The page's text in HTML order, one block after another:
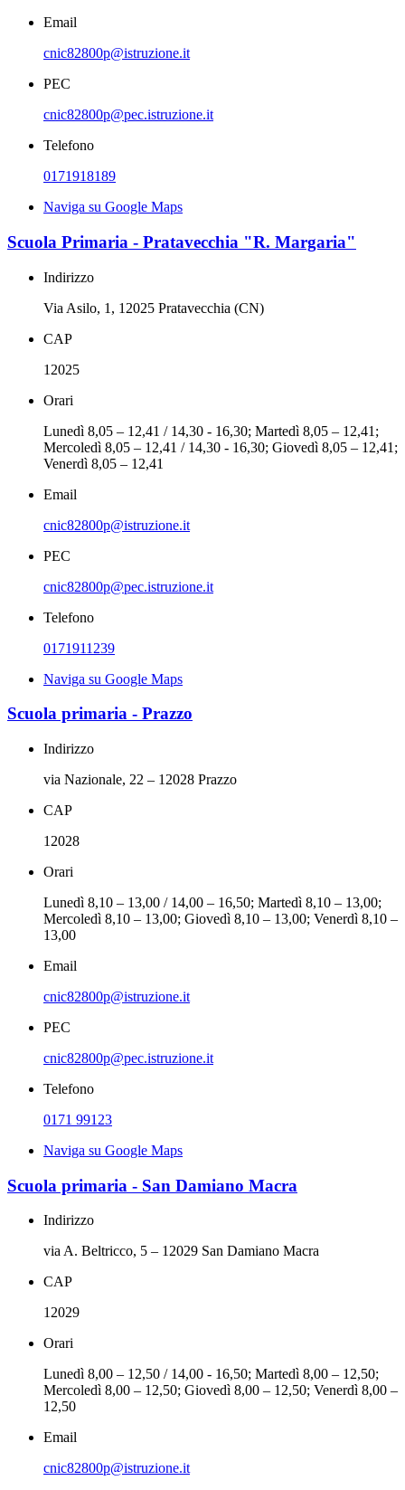
Email
cnic82800p@istruzione.it
PEC
cnic82800p@pec.istruzione.it
Telefono
0171918189
Naviga su Google Maps
Scuola Primaria - Pratavecchia "R. Margaria"
Indirizzo
Via Asilo, 1, 12025 Pratavecchia (CN)
CAP
12025
Orari
Lunedì 8,05 – 12,41 / 14,30 - 16,30; Martedì 8,05 – 12,41;
Mercoledì 8,05 – 12,41 / 14,30 - 16,30; Giovedì 8,05 – 12,41;
Venerdì 8,05 – 12,41
Email
cnic82800p@istruzione.it
PEC
cnic82800p@pec.istruzione.it
Telefono
0171911239
Naviga su Google Maps
Scuola primaria - Prazzo
Indirizzo
via Nazionale, 22 – 12028 Prazzo
CAP
12028
Orari
Lunedì 8,10 – 13,00 / 14,00 – 16,50; Martedì 8,10 – 13,00;
Mercoledì 8,10 – 13,00; Giovedì 8,10 – 13,00; Venerdì 8,10 –
13,00
Email
cnic82800p@istruzione.it
PEC
cnic82800p@pec.istruzione.it
Telefono
0171 99123
Naviga su Google Maps
Scuola primaria - San Damiano Macra
Indirizzo
via A. Beltricco, 5 – 12029 San Damiano Macra
CAP
12029
Orari
Lunedì 8,00 – 12,50 / 14,00 - 16,50; Martedì 8,00 – 12,50;
Mercoledì 8,00 – 12,50; Giovedì 8,00 – 12,50; Venerdì 8,00 –
12,50
Email
cnic82800p@istruzione.it